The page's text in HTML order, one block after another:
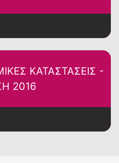
ΚΑΤΑΣΤΑΣΕΙΣ -
2016